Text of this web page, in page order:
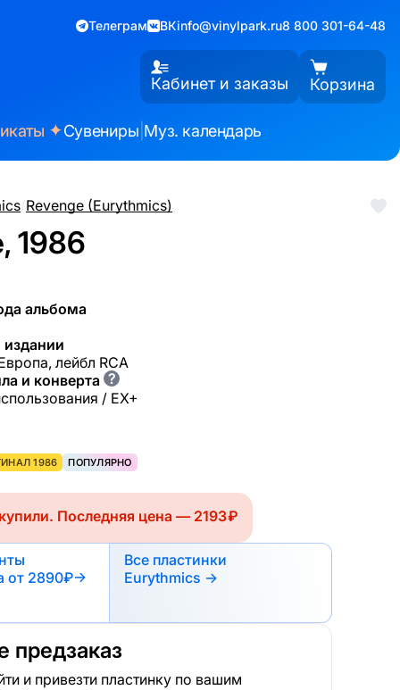
Телеграм ВКinfo@vinylpark.ru8 800 301-64-48
Кабинет и заказы Корзина
✦Сувениры Муз. календарь
/Revenge (Eurythmics)
1986
альбома
лейбл RCA
и конверта ?
/ EX+
1986 ПОПУЛЯРНО
Последняя цена — 2193 ₽
от 2890₽→
Все пластинки
Eurythmics →
предзаказ
и привезти пластинку по вашим